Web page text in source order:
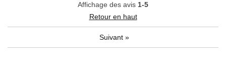
Affichage des avis 1-5
Retour en haut
Suivant »